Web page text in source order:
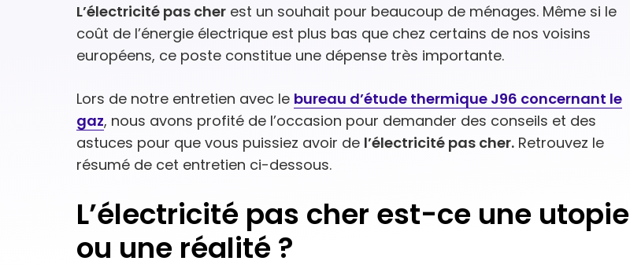
L’électricité pas cher est un souhait pour beaucoup de ménages. Même si le
coût de l’énergie électrique est plus bas que chez certains de nos voisins
européens, ce poste constitue une dépense très importante.
Lors de notre entretien avec le bureau d’étude thermique J96 concernant le
gaz, nous avons profité de l’occasion pour demander des conseils et des
astuces pour que vous puissiez avoir de l’électricité pas cher. Retrouvez le
résumé de cet entretien ci-dessous.
L’électricité pas cher est-ce une utopie
ou une réalité ?